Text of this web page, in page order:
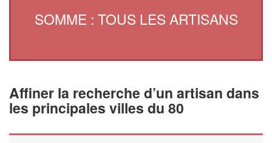
SOMME : TOUS LES ARTISANS
Affiner la recherche d’un artisan dans
les principales villes du 80